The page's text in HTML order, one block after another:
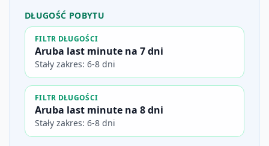
DŁUGOŚĆ POBYTU
FILTR DŁUGOŚCI
Aruba last minute na 7 dni
Stały zakres: 6-8 dni
FILTR DŁUGOŚCI
Aruba last minute na 8 dni
Stały zakres: 6-8 dni